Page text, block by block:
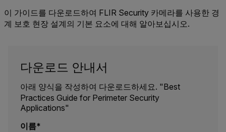
이 가이드를 다운로드하여 FLIR Security 카메라를 사용한 경
계 보호 현장 설계의 기본 요소에 대해 알아보십시오.
다운로드 안내서
아래 양식을 작성하여 다운로드하세요. "Best
Practices Guide for Perimeter Security
Applications"
이름